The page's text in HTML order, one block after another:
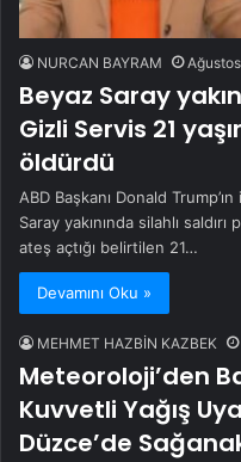
NURCAN BAYRAM
Beyaz Saray
Gizli Servis 21
öldürdü
ABD Başkanı Donald
Saray yakınında silahlı
ateş açtığı belirtilen 21…
Devamını Oku »
MEHMET HAZBİN KAZBEK
Meteoroloji’den
Kuvvetli Yağış
Düzce’de